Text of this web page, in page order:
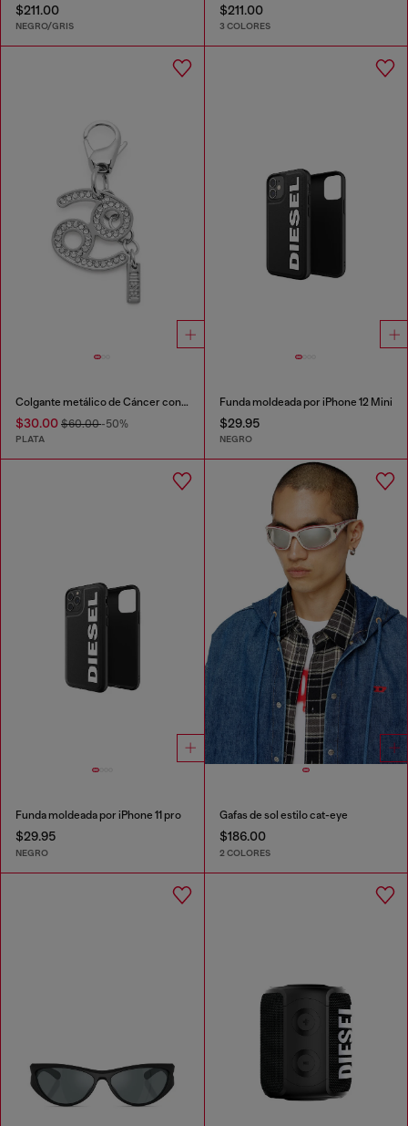
$211.00
NEGRO/GRIS
$211.00
3 COLORES
Colgante metálico de Cáncer con pedrería
$30.00 $60.00-50%
PLATA
Funda moldeada por iPhone 12 Mini
$29.95
NEGRO
Funda moldeada por iPhone 11 pro
$29.95
NEGRO
Gafas de sol estilo cat-eye
$186.00
2 COLORES